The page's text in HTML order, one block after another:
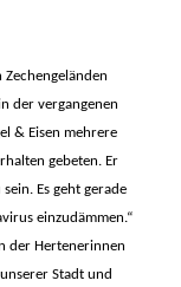
der vergangenen
& Eisen mehrere
gebeten. Er
Es geht gerade
einzudämmen.“
der Hertenerinnen
Stadt und